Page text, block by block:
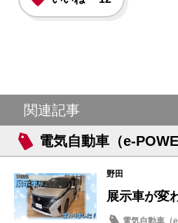
関連記事
電気自動車（e-
野田
展示車が変
電気自動車（